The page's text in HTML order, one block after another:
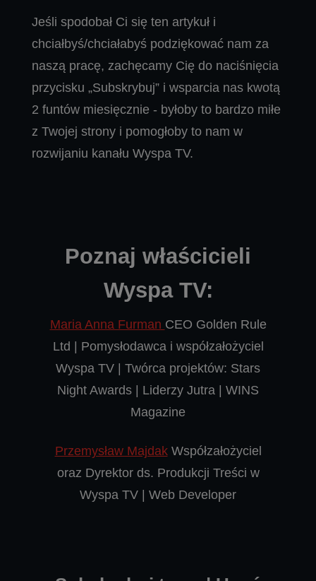
Jeśli spodobał Ci się ten artykuł i
chciałbyś/chciałabyś podziękować nam za
naszą pracę, zachęcamy Cię do naciśnięcia
przycisku „Subskrybuj” i wsparcia nas kwotą
2 funtów miesięcznie - byłoby to bardzo miłe
z Twojej strony i pomogłoby to nam w
rozwijaniu kanału Wyspa TV.
Poznaj właścicieli
Wyspa TV:
Maria Anna Furman CEO Golden Rule
Ltd | Pomysłodawca i współzałożyciel
Wyspa TV | Twórca projektów: Stars
Night Awards | Liderzy Jutra | WINS
Magazine
Przemysław MajdakWspółzałożyciel
oraz Dyrektor ds. Produkcji Treści w
Wyspa TV | Web Developer